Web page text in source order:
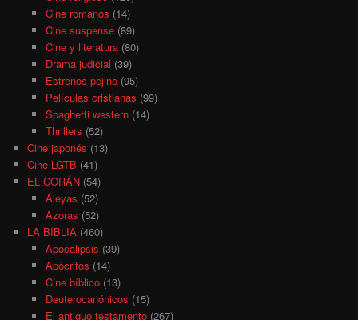
Cine romanos (14)
Cine suspense(89)
Cine y literatura(80)
Drama judicial (39)
Estrenos pejino(95)
Películas cristianas (99)
Spaghetti western(14)
Thrillers (52)
Cine japonés (13)
Cine LGTB (41)
EL CORÁN (54)
Aleyas (52)
Azoras (52)
LA BIBLIA (460)
Apocalipsis (39)
Apócrifos (14)
Cine bíblico(13)
Deuterocanónicos (15)
El antiguo testamento(267)